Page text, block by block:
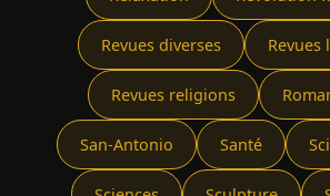
Revues diverses Revues
Revues religions
San-Antonio Santé